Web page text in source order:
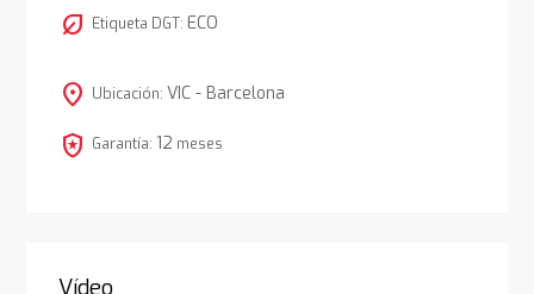
nest_eco_leaf Etiqueta DGT: ECO
location_on Ubicación: VIC - Barcelona
local_police Garantía: 12 meses
Vídeo